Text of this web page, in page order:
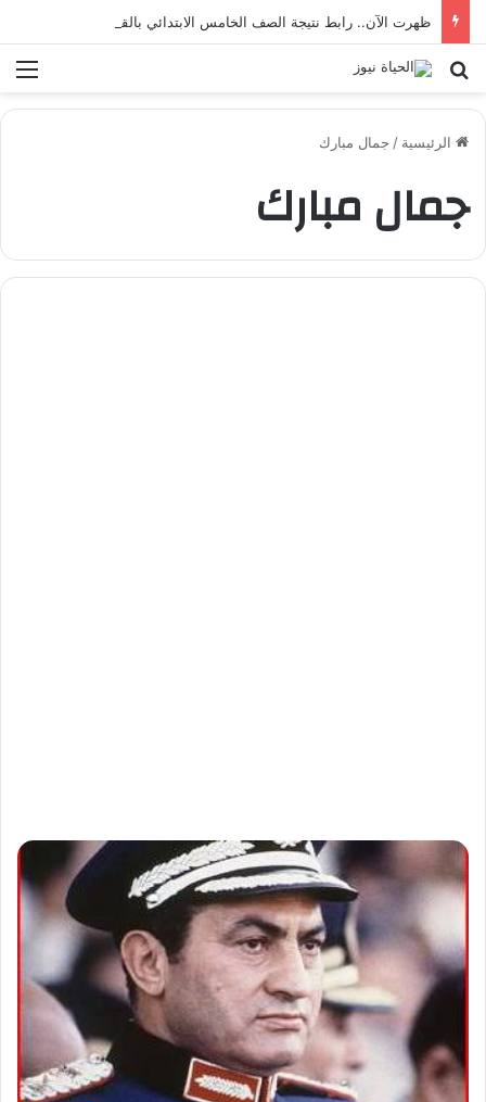
بحث عن
الرئيسية / جمال مبارك
جمال مبارك